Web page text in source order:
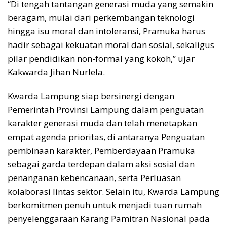
​“Di tengah tantangan generasi muda yang semakin
beragam, mulai dari perkembangan teknologi
hingga isu moral dan intoleransi, Pramuka harus
hadir sebagai kekuatan moral dan sosial, sekaligus
pilar pendidikan non-formal yang kokoh,” ujar
Kakwarda Jihan Nurlela.
​Kwarda Lampung siap bersinergi dengan
Pemerintah Provinsi Lampung dalam penguatan
karakter generasi muda dan telah menetapkan
empat agenda prioritas, di antaranya Penguatan
pembinaan karakter, Pemberdayaan Pramuka
sebagai garda terdepan dalam aksi sosial dan
penanganan kebencanaan, serta Perluasan
kolaborasi lintas sektor. Selain itu, Kwarda Lampung
berkomitmen penuh untuk menjadi tuan rumah
penyelenggaraan Karang Pamitran Nasional pada